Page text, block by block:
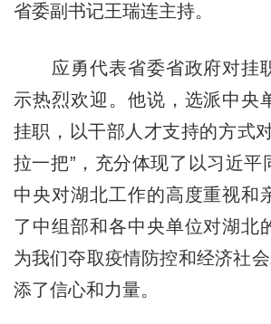
省委副书记王瑞连主持。
应勇代表省委省政府对挂
示热烈欢迎。他说，选派中央
挂职，以干部人才支持的方式对
拉一把”，充分体现了以习近平
中央对湖北工作的高度重视和
了中组部和各中央单位对湖北
为我们夺取疫情防控和经济社会
添了信心和力量。